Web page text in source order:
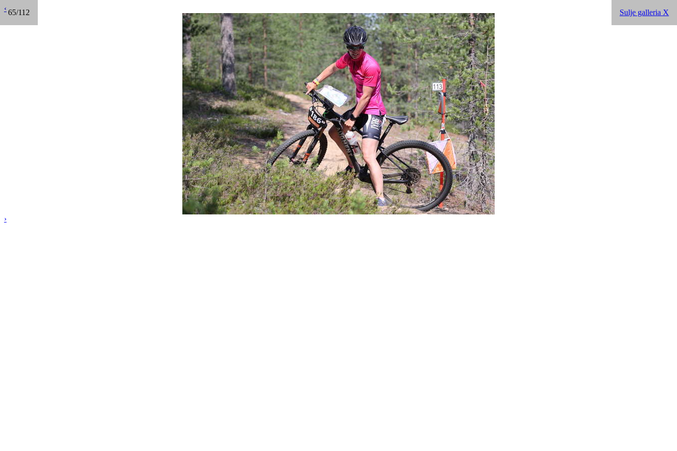
65/112 Sulje galleria X
‹
›